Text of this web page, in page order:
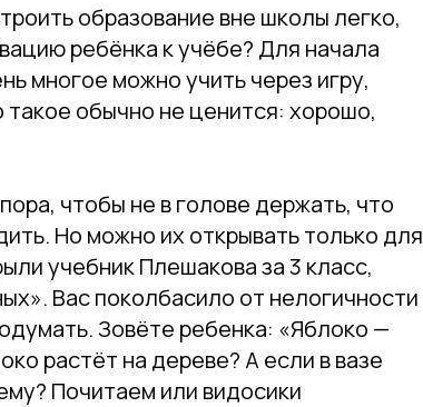
образование вне школы легко,
ребёнка к учёбе? Для начала
многое можно учить через игру,
обычно не ценится: хорошо,
чтобы не в голове держать, что
Но можно их открывать только для
учебник Плешакова за 3 класс,
Вас поколбасило от нелогичности
Зовёте ребенка: «Яблоко —
растёт на дереве? А если в вазе
Почитаем или видосики